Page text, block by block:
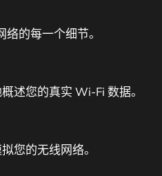
的每一个细节。
述您的真实 Wi-Fi 数据。
您的无线网络。